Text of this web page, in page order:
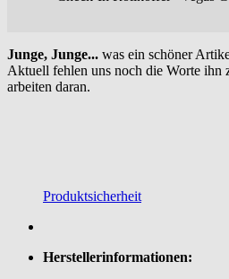
Junge, Junge... was ein schöner
Aktuell fehlen uns noch die Worte ihn
arbeiten daran.
Produktsicherheit
Herstellerinformationen: